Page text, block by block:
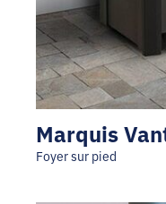
Marquis
Foyer sur pied